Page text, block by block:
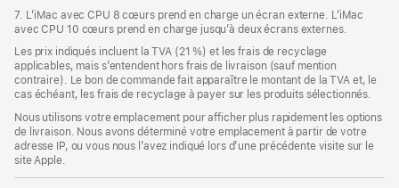
7. L’iMac avec CPU 8 cœurs prend en charge un écran externe. L’iMac
avec CPU 10 cœurs prend en charge jusqu’à deux écrans externes.
Les prix indiqués incluent la TVA (21 %) et les frais de recyclage
applicables, mais s’entendent hors frais de livraison (sauf mention
contraire). Le bon de commande fait apparaître le montant de la TVA et, le
cas échéant, les frais de recyclage à payer sur les produits sélectionnés.
Nous utilisons votre emplacement pour afficher plus rapidement les options
de livraison. Nous avons déterminé votre emplacement à partir de votre
adresse IP, ou vous nous l’avez indiqué lors d’une précédente visite sur le
site Apple.